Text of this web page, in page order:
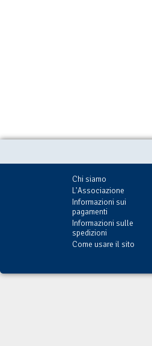
Chi siamo
L'Associazione
Informazioni sui
pagamenti
Informazioni sulle
spedizioni
Come usare il sito